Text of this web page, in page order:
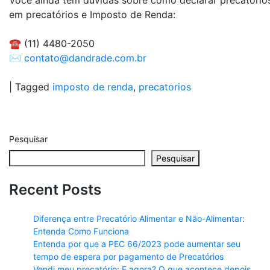
em precatórios e Imposto de Renda:
☎️ (11) 4480-2050
✉️ contato@dandrade.com.br
Tagged imposto de renda, precatorios
Pesquisar
Pesquisar
Recent Posts
Diferença entre Precatório Alimentar e Não-Alimentar:
Entenda Como Funciona
Entenda por que a PEC 66/2023 pode aumentar seu
tempo de espera por pagamento de Precatórios